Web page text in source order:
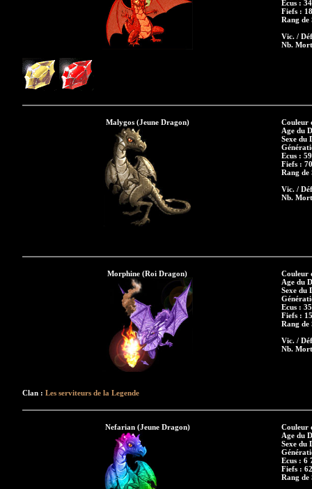
Ecus :
Fiefs :
Rang de
Vic. /
Nb.
Malygos (Jeune Dragon)
Couleur
Age du
Sexe du
Ecus :
Fiefs : 70
Rang de
Vic. /
Nb.
Morphine (Roi Dragon)
Couleur
Age du
Sexe du
Ecus :
Fiefs :
Rang de
Vic. /
Nb.
Clan : Les serviteurs de la Legende
Nefarian (Jeune Dragon)
Couleur
Age du
Sexe du
Ecus : 6
Fiefs : 62
Rang de